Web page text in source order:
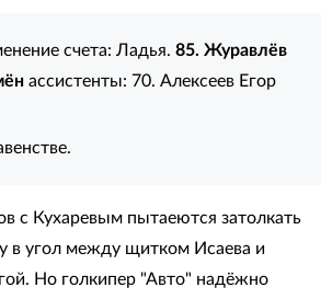
счета: Ладья.85. Журавлёв
ассистенты: 70. Алексеев Егор
с Кухаревым пытаеются затолкать
в угол между щитком Исаева и
Но голкипер "Авто" надёжно